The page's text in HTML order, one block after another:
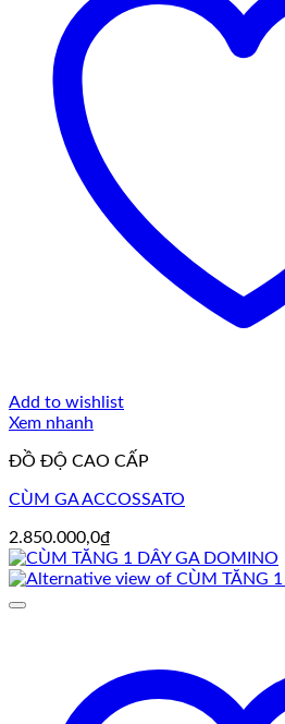
Add to wishlist
Xem nhanh
ĐỒ ĐỘ CAO CẤP
CÙM GA ACCOSSATO
2.850.000,0₫